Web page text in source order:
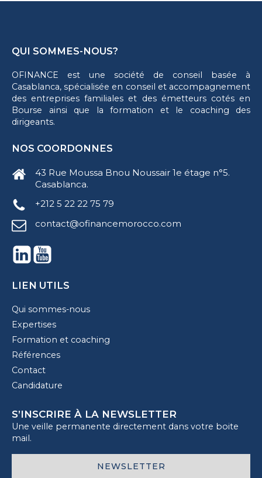
QUI SOMMES-NOUS?
OFINANCE est une société de conseil basée à
Casablanca, spécialisée en conseil et accompagnement
des entreprises familiales et des émetteurs cotés en
Bourse ainsi que la formation et le coaching des
dirigeants.
NOS COORDONNES
43 Rue Moussa Bnou Noussair 1e étage n°5.
Casablanca.
+212 5 22 22 75 79
contact@ofinancemorocco.com
LIEN UTILS
Qui sommes-nous
Expertises
Formation et coaching
Références
Contact
Candidature
S’INSCRIRE À LA NEWSLETTER
Une veille permanente directement dans votre boite
mail.
NEWSLETTER